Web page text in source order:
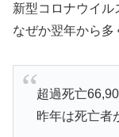
新型コロナウイル
なぜか翌年から多
超過死亡
昨年は死亡者